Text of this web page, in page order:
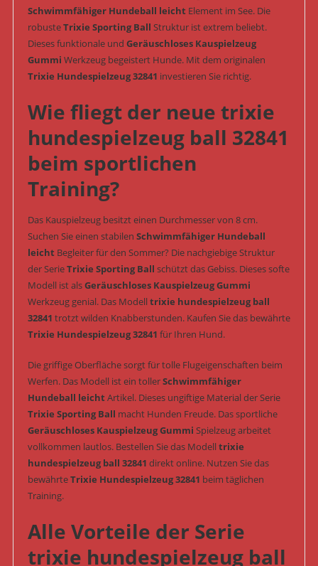
Schwimmfähiger Hundeball leichtElement im See. Die
robusteTrixie Sporting Ball Struktur ist extrem beliebt.
Dieses funktionale und Geräuschloses Kauspielzeug
Gummi Werkzeug begeistert Hunde. Mit dem originalen
Trixie Hundespielzeug 32841 investieren Sie richtig.
Wie fliegt der neue trixie
hundespielzeug ball 32841
beim sportlichen
Training?
Das Kauspielzeug besitzt einen Durchmesser von 8 cm.
Suchen Sie einen stabilen Schwimmfähiger Hundeball
leichtBegleiter für den Sommer? Die nachgiebige Struktur
der SerieTrixie Sporting Ball schützt das Gebiss. Dieses softe
Modell ist alsGeräuschloses Kauspielzeug Gummi
Werkzeug genial. Das Modelltrixie hundespielzeug ball
32841 trotzt wilden Knabberstunden. Kaufen Sie das bewährte
Trixie Hundespielzeug 32841 für Ihren Hund.
Die griffige Oberfläche sorgt für tolle Flugeigenschaften beim
Werfen. Das Modell ist ein tollerSchwimmfähiger
Hundeball leichtArtikel. Dieses ungiftige Material der Serie
Trixie Sporting Ball macht Hunden Freude. Das sportliche
Geräuschloses Kauspielzeug Gummi Spielzeug arbeitet
vollkommen lautlos. Bestellen Sie das Modelltrixie
hundespielzeug ball 32841 direkt online. Nutzen Sie das
bewährteTrixie Hundespielzeug 32841 beim täglichen
Training.
Alle Vorteile der Serie
trixie hundespielzeug ball